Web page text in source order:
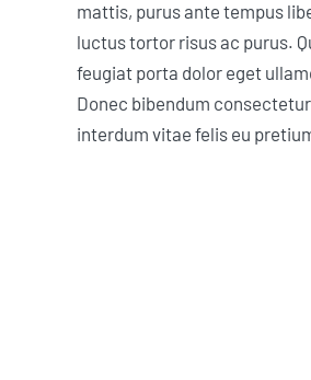
mattis, purus ante tempus
luctus tortor risus ac purus.
feugiat porta dolor eget
Donec bibendum
interdum vitae felis eu